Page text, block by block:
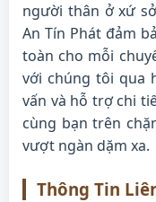
người thân ở xứ
An Tín Phát đảm
toàn cho mỗi
với chúng tôi qua
vấn và hỗ trợ chi
cùng bạn trên
vượt ngàn dặm xa.
Thông Tin